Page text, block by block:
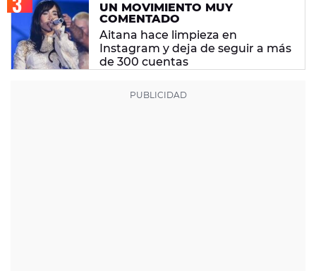
UN MOVIMIENTO MUY
COMENTADO
Aitana hace limpieza en
Instagram y deja de seguir a más
de 300 cuentas